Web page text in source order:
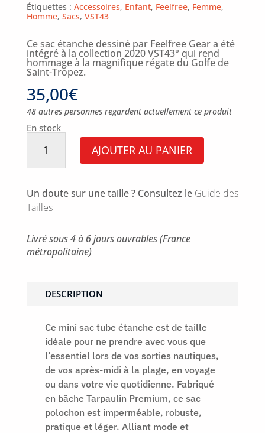
Étiquettes : Accessoires, Enfant, Feelfree, Femme,
Homme, Sacs, VST43
Ce sac étanche dessiné par Feelfree Gear a été
intégré à la collection 2020 VST43° qui rend
hommage à la magnifique régate du Golfe de
Saint-Tropez.
35,00€
48 autres personnes regardent actuellement ce produit
En stock
quantité
Orange
fluo
AJOUTER AU PANIER
Un doute sur une taille ? Consultez le Guide des
Tailles
Livré sous 4 à 6 jours ouvrables (France
métropolitaine)
DESCRIPTION
Ce mini sac tube étanche est de taille
idéale pour ne prendre avec vous que
l’essentiel lors de vos sorties nautiques,
de vos après-midi à la plage, en voyage
ou dans votre vie quotidienne. Fabriqué
en bâche Tarpaulin Premium, ce sac
polochon est imperméable, robuste,
pratique et léger. Alliant mode et